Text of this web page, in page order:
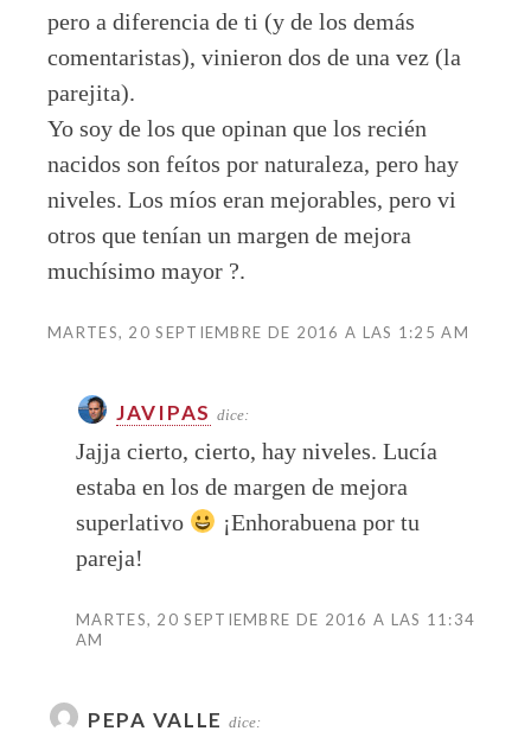
pero a diferencia de ti (y de los demás
comentaristas), vinieron dos de una vez (la
parejita).
Yo soy de los que opinan que los recién
nacidos son feítos por naturaleza, pero hay
niveles. Los míos eran mejorables, pero vi
otros que tenían un margen de mejora
muchísimo mayor ?.
MARTES, 20 SEPTIEMBRE DE 2016 A LAS 1:25 AM
JAVIPAS dice:
Jajja cierto, cierto, hay niveles. Lucía
estaba en los de margen de mejora
superlativo
¡Enhorabuena por tu
pareja!
MARTES, 20 SEPTIEMBRE DE 2016 A LAS 11:34
AM
PEPA VALLE dice: